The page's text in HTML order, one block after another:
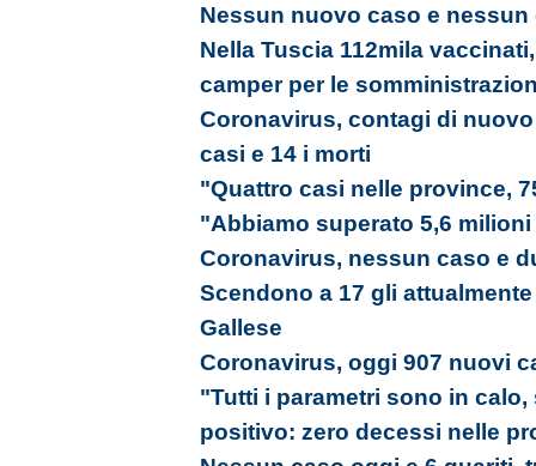
Nessun nuovo caso e
Nella Tuscia 112mila
camper per le
Coronavirus, contagi di
casi e 14 i morti
"Quattro casi nelle province,
"Abbiamo superato 5,6
Coronavirus, nessun caso e
Scendono a 17 gli
Gallese
Coronavirus, oggi 907 nuovi
"Tutti i parametri sono in
positivo: zero decessi nelle